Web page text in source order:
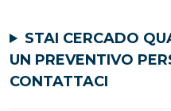
STAI CERCADO
UN PREVENTIVO
CONTATTACI